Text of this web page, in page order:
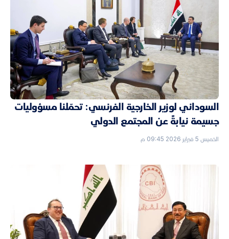
السوداني لوزير الخارجية الفرنسي: تحمّلنا مسؤوليات
جسيمة نيابةً عن المجتمع الدولي
الخميس 5 فبراير 2026 09:45 م